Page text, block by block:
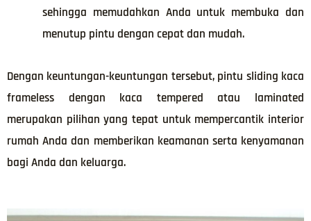
sehingga memudahkan Anda untuk membuka dan
menutup pintu dengan cepat dan mudah.
Dengan keuntungan-keuntungan tersebut, pintu sliding kaca
frameless dengan kaca tempered atau laminated
merupakan pilihan yang tepat untuk mempercantik interior
rumah Anda dan memberikan keamanan serta kenyamanan
bagi Anda dan keluarga.